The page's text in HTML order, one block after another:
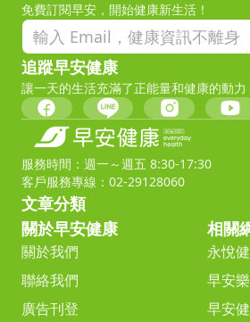
免費訂閱早安，開始健康新生活！
追蹤早安健康
讓一天的生活充滿了正能量和健康的動力
服務時間：週一～週五 8:30-17:30
客戶服務專線：02-29128060
文章分類
關於早安健康
關於我們
聯絡我們
廣告刊登
相關
永悅
早安
早安